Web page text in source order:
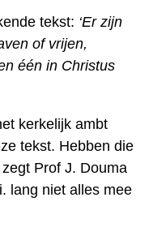
tekst: ‘Er zijn
of vrijen,
één in Christus
kerkelijk ambt
tekst. Hebben die
Prof J. Douma
lang niet alles mee